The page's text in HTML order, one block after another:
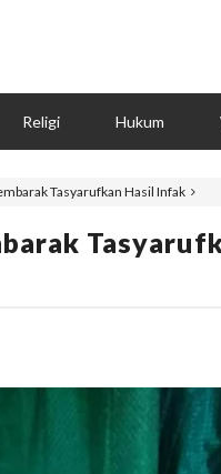
Religi Hukum
Tasyarufkan Hasil Infak